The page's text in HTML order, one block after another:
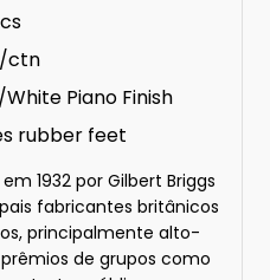
ctn
Piano Finish
rubber feet
1932 por Gilbert Briggs
fabricantes britânicos
principalmente alto-
de grupos como